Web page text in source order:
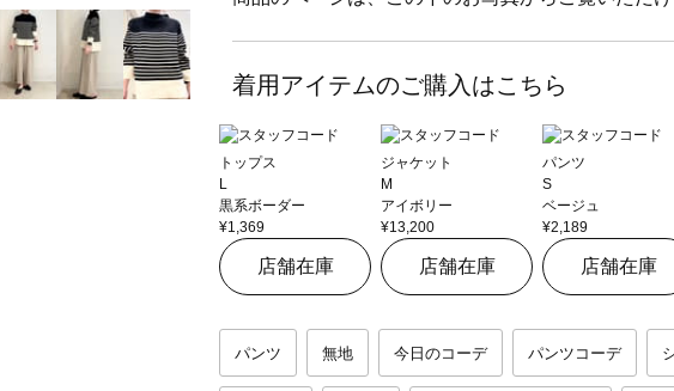
着用アイテムのご購入はこちら
トップス
L
黒系ボーダー
¥1,369
店舗在庫
ジャケット
M
アイボリー
¥13,200
店舗在庫
パンツ
S
ベージュ
¥2,189
店舗在庫
パンツ 無地 今日のコーデ パンツコーデ